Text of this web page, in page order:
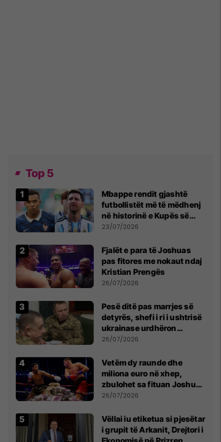
Top 5
Mbappe rendit gjashtë
futbollistët më të mëdhenj
në historinë e Kupës së
Botës, Messi mbetet i dyti
23/07/2026
Fjalët e para të Joshuas
pas fitores me nokaut ndaj
Kristian Prengës
26/07/2026
Pesë ditë pas marrjes së
detyrës, shefi i ri i ushtrisë
ukrainase urdhëron
kontroll të madh
26/07/2026
Vetëm dy raunde dhe
miliona euro në xhep,
zbulohet sa fituan Joshua
e Prenga
26/07/2026
Vëllai iu etiketua si pjesëtar
i grupit të Arkanit, Drejtori i